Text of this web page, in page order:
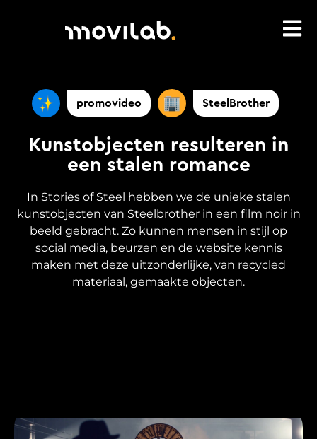
promovideo SteelBrother
Kunstobjecten resulteren in
een stalen romance
In Stories of Steel hebben we de unieke stalen
kunstobjecten van Steelbrother in een film noir in
beeld gebracht. Zo kunnen mensen in stijl op
social media, beurzen en de website kennis
maken met deze uitzonderlijke, van recycled
materiaal, gemaakte objecten.